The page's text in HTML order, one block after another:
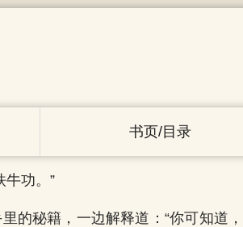
书页/目录
牛功。”
的秘籍，一边解释道：“你可知道